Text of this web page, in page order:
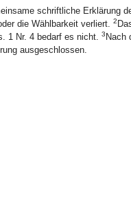
schriftliche Erklärung
die Wählbarkeit verliert. 2
1 Nr. 4 bedarf es nicht. 3 Nach
ausgeschlossen.